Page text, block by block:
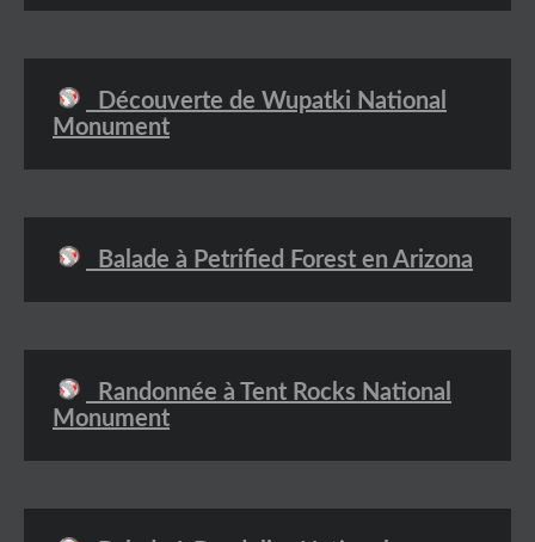
Découverte de Wupatki National
Monument
Balade à Petrified Forest en Arizona
Randonnée à Tent Rocks National
Monument